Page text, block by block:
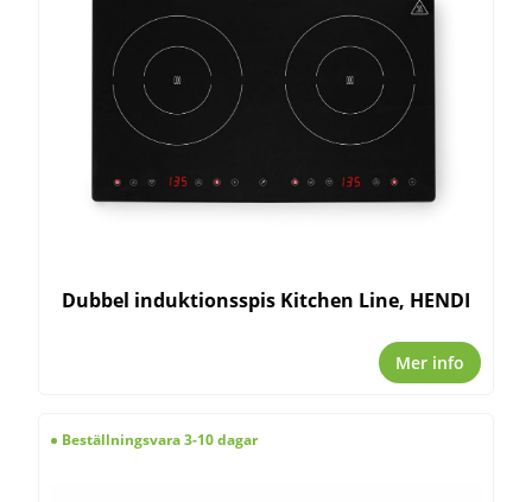
Dubbel induktionsspis Kitchen Line, HENDI
Mer info
Beställningsvara 3-10 dagar